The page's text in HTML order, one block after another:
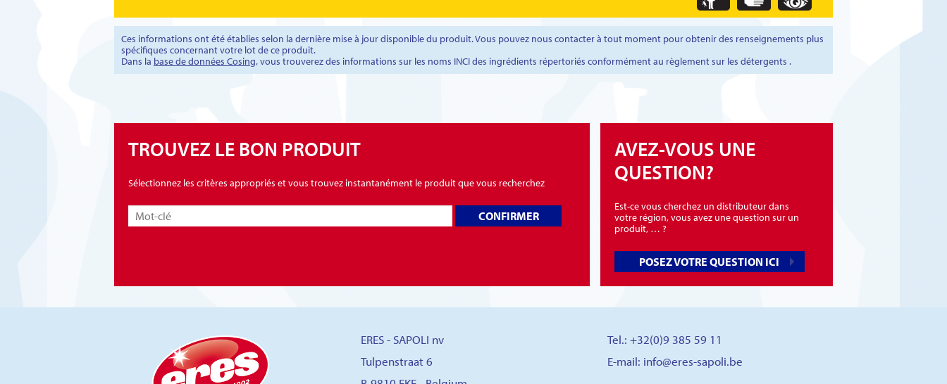
Ces informations ont été établies selon la dernière mise à jour disponible du produit. Vous pouvez nous contacter à tout moment pour obtenir des renseignements plus
spécifiques concernant votre lot de ce produit.
Dans la base de données Cosing, vous trouverez des informations sur les noms INCI des ingrédients répertoriés conformément au règlement sur les détergents .
TROUVEZ LE BON PRODUIT
Sélectionnez les critères appropriés et vous trouvez instantanément le produit que vous recherchez
CONFIRMER
AVEZ-VOUS UNE
QUESTION?
Est-ce vous cherchez un distributeur dans
votre région, vous avez une question sur un
produit, … ?
POSEZ VOTRE QUESTION ICI
ERES - SAPOLI nv
Tulpenstraat 6
Tel.: +32(0)9 385 59 11
E-mail: info@eres-sapoli.be